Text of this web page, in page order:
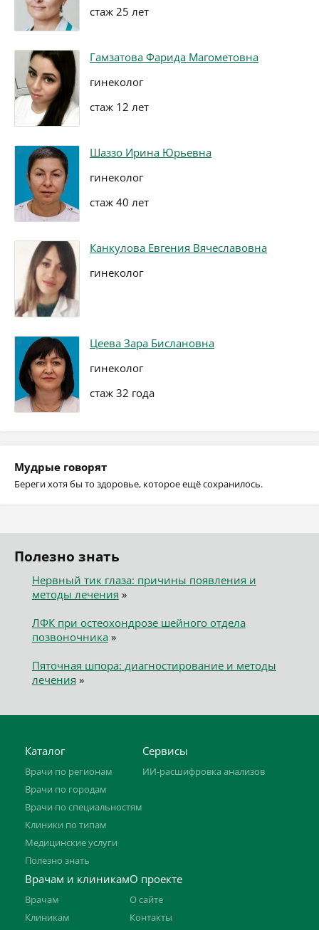
стаж 25 лет
Гамзатова Фарида Магометовна
гинеколог
стаж 12 лет
Шаззо Ирина Юрьевна
гинеколог
стаж 40 лет
Канкулова Евгения Вячеславовна
гинеколог
Цеева Зара Бислановна
гинеколог
стаж 32 года
Мудрые говорят
Береги хотя бы то здоровье, которое ещё сохранилось.
Полезно знать
Нервный тик глаза: причины появления и
методы лечения »
ЛФК при остеохондрозе шейного отдела
позвоночника»
Пяточная шпора: диагностирование и методы
лечения »
Каталог
Врачи по регионам
Врачи по городам
Врачи по специальностям
Клиники по типам
Медицинские услуги
Полезно знать
Сервисы
ИИ-расшифровка анализов
Врачам и клиникам
Врачам
Клиникам
О проекте
О сайте
Контакты